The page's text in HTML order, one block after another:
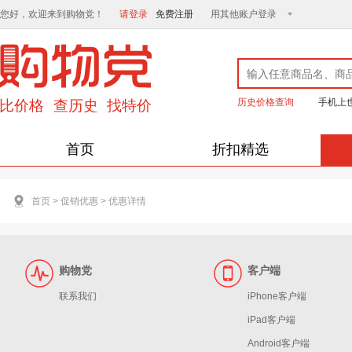
您好，欢迎来到购物党！ 请登录 免费注册 用其他账户登录
历史价格查询 手机上
首页 折扣精选
首页 > 促销优惠 > 优惠详情
购物党
联系我们
客户端
iPhone客户端
iPad客户端
Android客户端